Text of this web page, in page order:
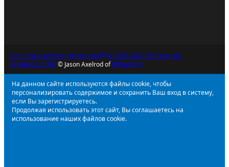
Community platform by XenForo® © 2010-2026 XenForo Ltd.
XenMedio 2 PRO© Jason Axelrod of8WAYRUN
На данном сайте используются файлы cookie, чтобы
персонализировать содержимое и сохранить Ваш вход в систему,
если Вы зарегистрируетесь.
Продолжая использовать этот сайт, Вы соглашаетесь на
использование наших файлов cookie.